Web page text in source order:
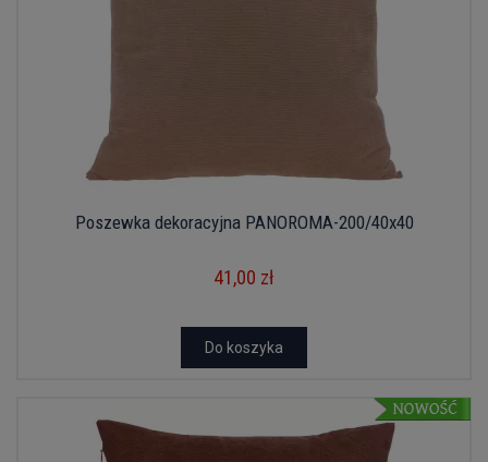
Poszewka dekoracyjna PANOROMA-200/40x40
41,00 zł
Do koszyka